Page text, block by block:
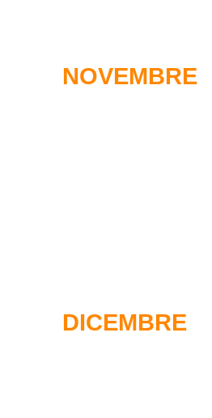
NOVEMBRE
DICEMBRE